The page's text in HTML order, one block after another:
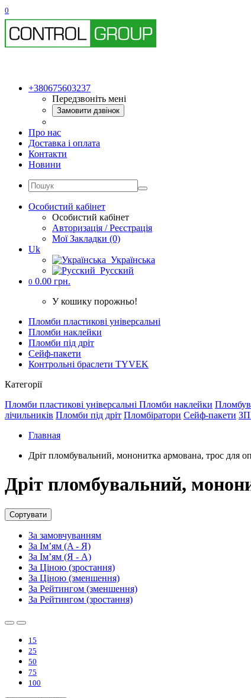
0
+380675603237
Передзвоніть мені
Замовити дзвінок
Про нас
Доставка і оплата
Контакти
Новини
Особистий кабінет
Особистий кабінет
Авторизація / Реєстрація
Мої Закладки (0)
Uk
Українська
Русский
0 0.00 грн.
У кошику порожньо!
Пломби пластикові універсальні
Пломби наклейки
Пломби під дріт
Cейф-пакети
Контрольні браслети TYVEK
Категорії
Пломби пластикові універсальні Пломби наклейки
лічильників Пломби під дріт Пломбіратори Cейф-пакети
Главная
Дріт пломбувальний, мононитка армована, трос для
Дріт пломбувальний,
Сортувати
За замовчуванням
За Ім’ям (A - Я)
За Ім’ям (Я - A)
За Ціною (зростання)
За Ціною (зменшення)
За Рейтингом (зменшення)
За Рейтингом (зростання)
15
25
50
75
100